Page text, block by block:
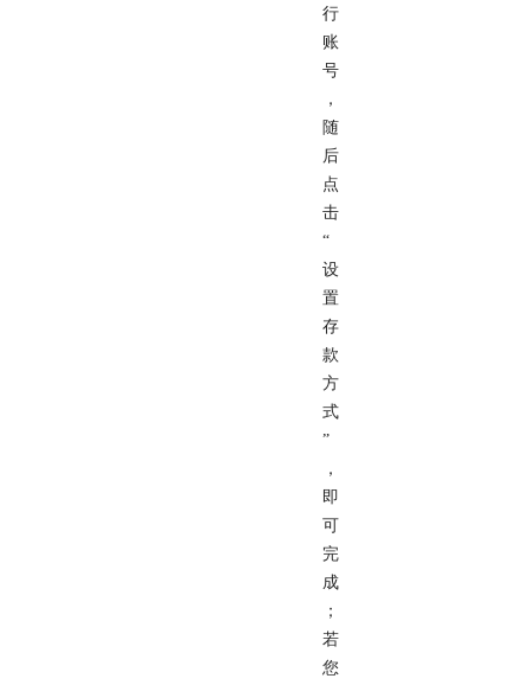
行
账
号
，
随
后
点
击
“
设
置
存
款
方
式
”
，
即
可
完
成
；
若
您